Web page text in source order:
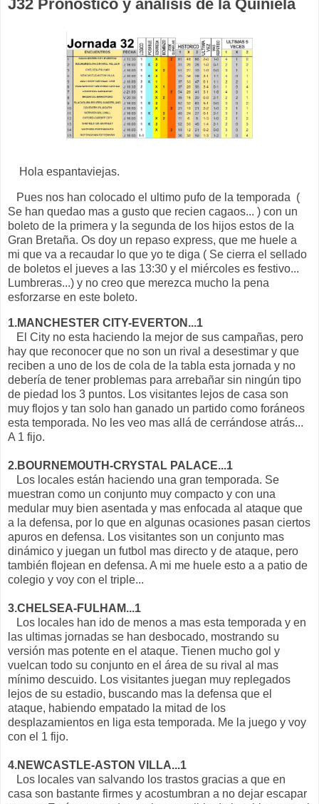
J32 Pronostico y analisis de la Quiniela
Hola espantaviejas.
Pues nos han colocado el ultimo pufo de la temporada (
Se han quedao mas a gusto que recien cagaos... ) con un
boleto de la primera y la segunda de los hijos estos de la
Gran Bretaña. Os doy un repaso express, que me huele a
mi que va a recaudar lo que yo te diga ( Se cierra el sellado
de boletos el jueves a las 13:30 y el miércoles es festivo...
Lumbreras...) y no creo que merezca mucho la pena
esforzarse en este boleto.
1.MANCHESTER CITY-EVERTON...1
El City no esta haciendo la mejor de sus campañas, pero
hay que reconocer que no son un rival a desestimar y que
reciben a uno de los de cola de la tabla esta jornada y no
debería de tener problemas para arrebañar sin ningún tipo
de piedad los 3 puntos. Los visitantes lejos de casa son
muy flojos y tan solo han ganado un partido como foráneos
esta temporada. No les veo mas allá de cerrándose atrás...
A 1 fijo.
2.BOURNEMOUTH-CRYSTAL PALACE...1
Los locales están haciendo una gran temporada. Se
muestran como un conjunto muy compacto y con una
medular muy bien asentada y mas enfocada al ataque que
a la defensa, por lo que en algunas ocasiones pasan ciertos
apuros en defensa. Los visitantes son un conjunto mas
dinámico y juegan un futbol mas directo y de ataque, pero
también flojean en defensa. A mi me huele esto a a patio de
colegio y voy con el triple...
3.CHELSEA-FULHAM...1
Los locales han ido de menos a mas esta temporada y en
las ultimas jornadas se han desbocado, mostrando su
versión mas potente en el ataque. Tienen mucho gol y
vuelcan todo su conjunto en el área de su rival al mas
mínimo descuido. Los visitantes juegan muy replegados
lejos de su estadio, buscando mas la defensa que el
ataque, habiendo empatado la mitad de los
desplazamientos en liga esta temporada. Me la juego y voy
con el 1 fijo.
4.NEWCASTLE-ASTON VILLA...1
Los locales van salvando los trastos gracias a que en
casa son bastante firmes y acostumbran a no dejar escapar